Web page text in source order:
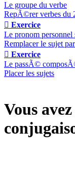
Le groupe du verbe
RepÃ©rer verbes du
 Exercice
Le pronom personnel
Remplacer le sujet
 Exercice
Le passÃ©
Placer les sujets
Vous